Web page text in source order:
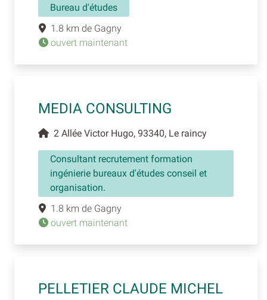
Bureau d'études
1.8 km de Gagny
ouvert maintenant
MEDIA CONSULTING
2 Allée Victor Hugo, 93340, Le raincy
Consultant recrutement formation
ingénierie bureaux d'études conseil et
organisation.
1.8 km de Gagny
ouvert maintenant
PELLETIER CLAUDE MICHEL